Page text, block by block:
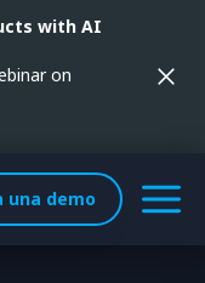
with AI
on
una demo